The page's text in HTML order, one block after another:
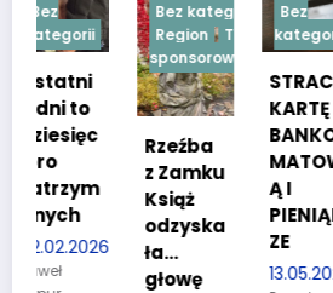
Bez kategorii
Region
Treść
sponsorowana
Rzeźba
z Zamku
Książ
odzyska
ła…
głowę
Bez
kategorii
STRACIŁ
KARTĘ
BANKO
MATOW
Ą I
PIENIĄD
ZE
13.05.2024
T